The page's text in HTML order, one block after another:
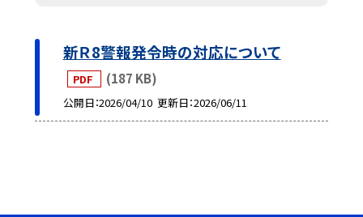
新Ｒ8警報発令時の対応について
PDF (187 KB)
公開日 2026/04/10 更新日 2026/06/11